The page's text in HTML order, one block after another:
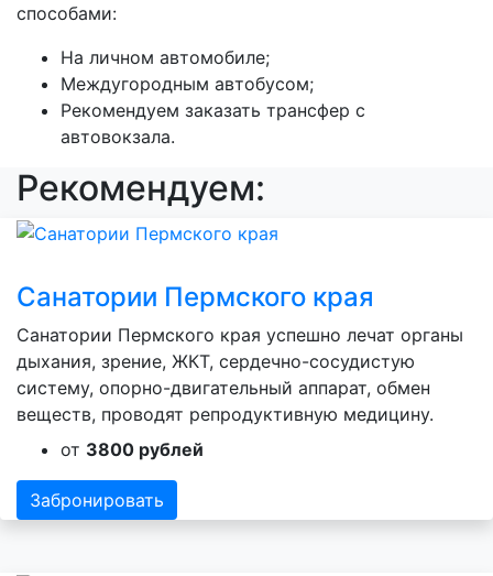
способами:
На личном автомобиле;
Междугородным автобусом;
Рекомендуем заказать трансфер с
автовокзала.
Рекомендуем:
Санатории Пермского края
Санатории Пермского края успешно лечат органы
дыхания, зрение, ЖКТ, сердечно-сосудистую
систему, опорно-двигательный аппарат, обмен
веществ, проводят репродуктивную медицину.
от 3800 рублей
Забронировать